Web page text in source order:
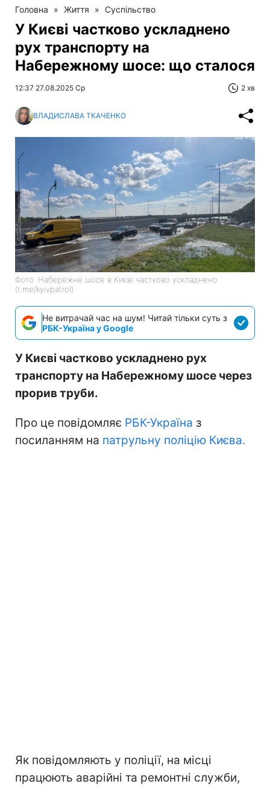
Головна » Життя » Суспільство
У Києві частково ускладнено
рух транспорту на
Набережному шосе: що сталося
12:37 27.08.2025 Ср 2 хв
ВЛАДИСЛАВА ТКАЧЕНКО
Фото: Набережне шосе в Києві частково ускладнено
(t.me/kyivpatrol)
Не витрачай час на шум! Читай тільки суть з
РБК-Україна у Google
У Києві частково ускладнено рух
транспорту на Набережному шосе через
прорив труби.
Про це повідомляє РБК-Україна з
посиланням на патрульну поліцію Києва.
Як повідомляють у поліції, на місці
працюють аварійні та ремонтні служби,